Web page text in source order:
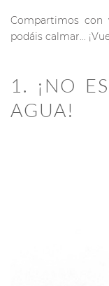
Compartimos con
podáis calmar…
1. ¡NO
AGUA!